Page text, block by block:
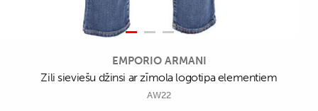
EMPORIO ARMANI
Zili sieviešu džinsi ar zīmola logotipa elementiem
AW22